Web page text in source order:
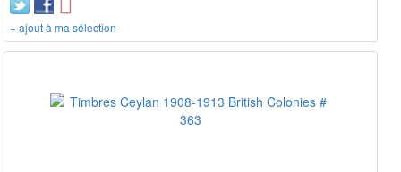
+ ajout à ma sélection